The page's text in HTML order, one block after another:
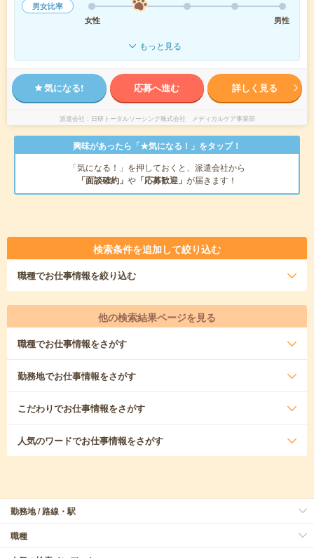
男女比率
女性
男性
もっと見る
気になる! 応募へ進む 詳しく見る
派遣会社 日研トータルソーシング株式会社 メディカルケア事業部
興味があったら「★気になる！」をタップ！
「気になる！」を押しておくと、派遣会社から
「面談確約」 や 「応募歓迎」 が届きます！
検索条件を追加して絞り込む
職種でお仕事情報を絞り込む
他の検索結果ページを見る
職種でお仕事情報をさがす
勤務地でお仕事情報をさがす
こだわりでお仕事情報をさがす
人気のワードでお仕事情報をさがす
勤務地 / 路線・駅
職種